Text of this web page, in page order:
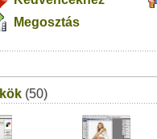
Megosztás
videótipp
Üzenet (opcionális):
(50)